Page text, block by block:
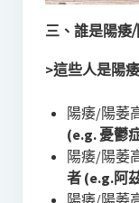
三、誰是陽痿
>這些人是陽
陽痿/陽萎
(e.g. 憂鬱
陽痿/陽萎
者 (e.g.阿
陽痿/陽萎